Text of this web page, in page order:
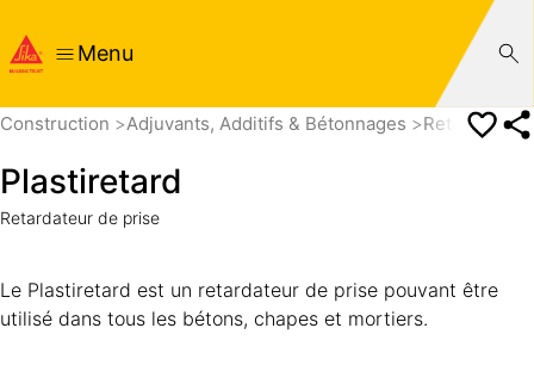
Menu
Construction Adjuvants, Additifs & Bétonnages
Plastiretard
Retardateur de prise
Le Plastiretard est un retardateur de prise pouvant être
utilisé dans tous les bétons, chapes et mortiers.